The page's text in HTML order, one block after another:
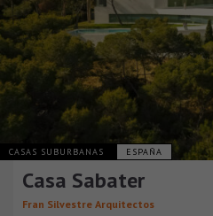
CASAS SUBURBANAS ESPAÑA
Casa Sabater
Fran Silvestre Arquitectos